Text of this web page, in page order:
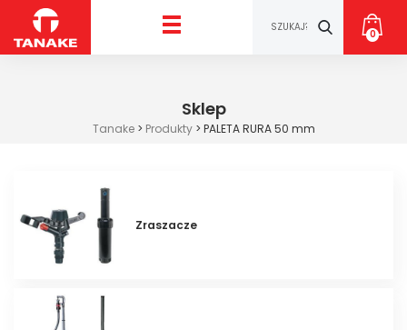
0
Sklep
Tanake> Produkty> PALETA RURA 50 mm
Zraszacze